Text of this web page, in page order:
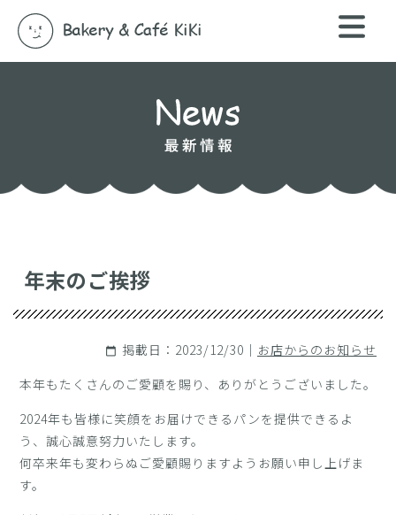
年末のご挨拶
calendar_today 掲載日：2023/12/30｜ お店からのお知らせ
本年もたくさんのご愛顧を賜り、ありがとうございました。
2024年も皆様に笑顔をお届けできるパンを提供できるよ
う、誠心誠意努力いたします。
何卒来年も変わらぬご愛顧賜りますようお願い申し上げま
す。